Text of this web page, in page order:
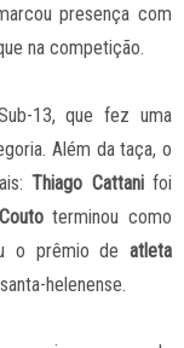
presença com
na competição.
13, que fez uma
Além da taça, o
Thiago Cattanifoi
terminou como
o prêmio deatleta
helenense.